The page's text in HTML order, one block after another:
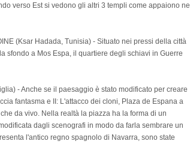
verso Est si vedono gli altri 3 templi come appaiono nel
(Ksar Hadada, Tunisia) - Situato nei pressi della città
sfondo a Mos Espa, il quartiere degli schiavi in Guerre
- Anche se il paesaggio è stato modificato per creare
fantasma e II: L'attacco dei cloni, Plaza de Espana a
da vivo. Nella realtà la piazza ha la forma di un
dagli scenografi in modo da farla sembrare un
l'antico regno spagnolo di Navarra, sono state